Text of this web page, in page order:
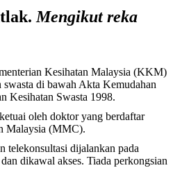
Mengikut reka
Kesihatan Malaysia (KKM)
di bawah Akta Kemudahan
Kesihatan Swasta 1998.
oleh doktor yang berdaftar
Malaysia (MMC).
telekonsultasi dijalankan pada
dikawal akses. Tiada perkongsian